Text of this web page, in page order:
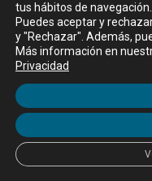
22/09/26
Experto Universitario
23/09/26
Curso para obtener la
ValoresVer
24/09/26
Máster de Formación
tus hábitos de navegación.
Puedes aceptar y
y "Rechazar". Además,
Más información en
Privacidad